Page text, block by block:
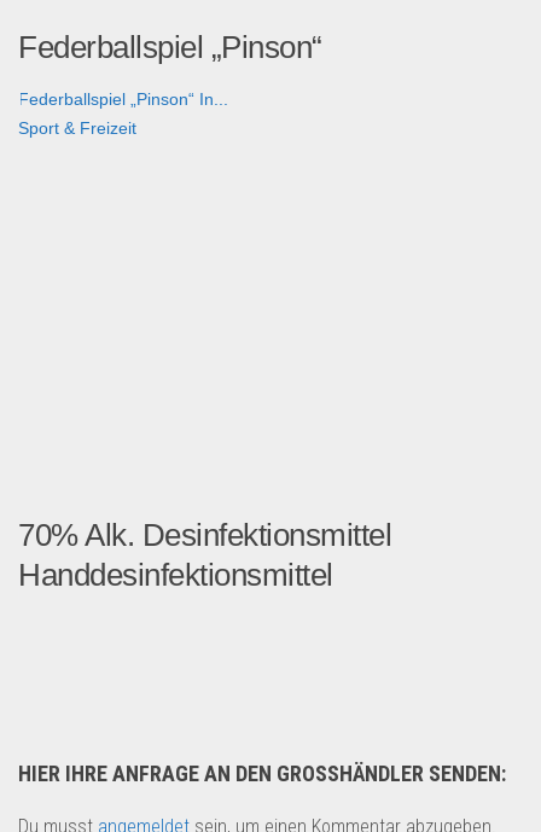
Federballspiel „Pinson“
Federballspiel „Pinson“ In...
Sport & Freizeit
70% Alk. Desinfektionsmittel
Handdesinfektionsmittel
HIER IHRE ANFRAGE AN DEN GROSSHÄNDLER SENDEN:
Du musst angemeldet sein, um einen Kommentar abzugeben.